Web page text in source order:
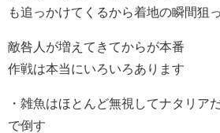
も追っかけてくるから着地の瞬間狙
敵咎人が増えてきてからが本番
作戦は本当にいろいろあります
・雑魚はほとんど無視してナタリア
で倒す